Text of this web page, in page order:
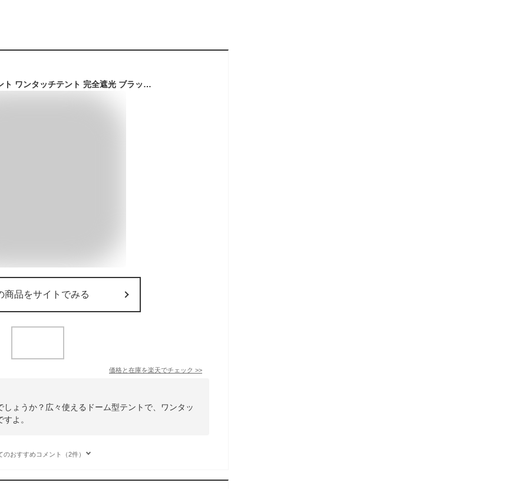
[涼感セールP7倍] テント ワンタッチテント 完全遮光 ブラックコーティング フルクローズ 4人用 3人用 ワンタッチ おしゃれ ドームテント 折りたたみ 簡易テント 軽量 防水 防災 災害対策 避難用 キャンプ アウトドア ベランピング ソロキャンプ 公園
商品をサイトでみる
価格と在庫を楽天でチェック >>
ょうか？広々使えるドーム型テントで、ワンタッ
よ。
のおすすめコメント（2件）